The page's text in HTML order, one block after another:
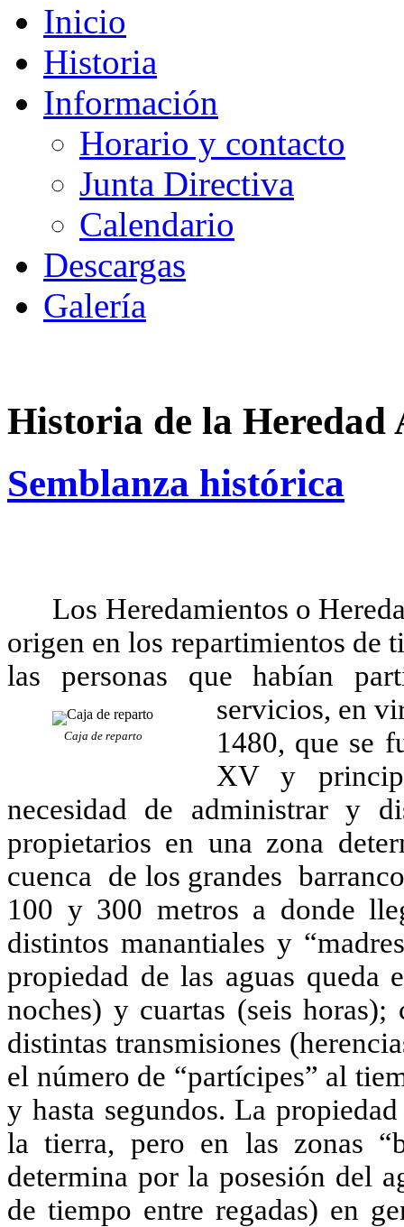
Inicio
Historia
Información
Horario y contacto
Junta Directiva
Calendario
Descargas
Galería
Historia de la Heredad
Semblanza histórica
Los Heredamientos o
origen en los repartimientos de
las personas que habían
servicios, en
Caja de reparto
1480, que se
XV y
necesidad de administrar y
propietarios en una zona
cuenca de los grandes
100 y 300 metros a donde
distintos manantiales y
propiedad de las aguas queda
noches) y cuartas (seis
distintas transmisiones
el número de “partícipes” al
y hasta segundos. La
la tierra, pero en las zonas
determina por la posesión del
de tiempo entre regadas) en